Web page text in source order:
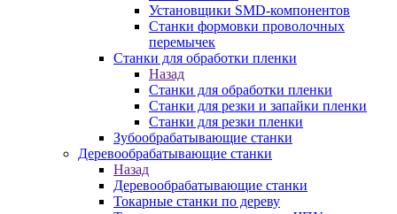
Установщики SMD-компонентов
Станки формовки проволочных
перемычек
Станки для обработки пленки
Назад
Станки для обработки пленки
Станки для резки и запайки пленки
Станки для резки пленки
Зубообрабатывающие станки
Деревообрабатывающие станки
Назад
Деревообрабатывающие станки
Токарные станки по дереву